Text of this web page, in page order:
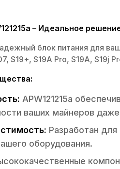
– Идеальное
блок питания для
S19+, S19A Pro, S19A,
APW121215a
ваших майнеров
Разработан
оборудования.